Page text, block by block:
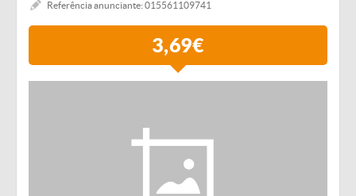
Referência anunciante: 015561109741
3,69€